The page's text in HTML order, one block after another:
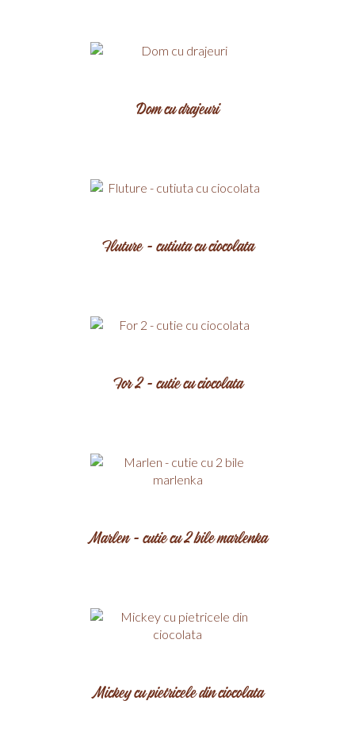
Dom cu drajeuri
Fluture - cutiuta cu ciocolata
For 2 - cutie cu ciocolata
Marlen - cutie cu 2 bile marlenka
Mickey cu pietricele din ciocolata